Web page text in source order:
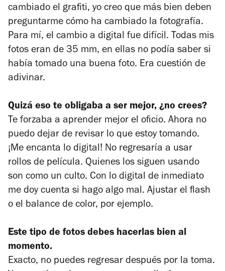
cambiado el grafiti, yo creo que más bien deben
preguntarme cómo ha cambiado la fotografía.
Para mí, el cambio a digital fue difícil. Todas mis
fotos eran de 35 mm, en ellas no podía saber si
había tomado una buena foto. Era cuestión de
adivinar.
Quizá eso te obligaba a ser mejor, ¿no crees?
Te forzaba a aprender mejor el oficio. Ahora no
puedo dejar de revisar lo que estoy tomando.
¡Me encanta lo digital! No regresaría a usar
rollos de película. Quienes los siguen usando
son como un culto. Con lo digital de inmediato
me doy cuenta si hago algo mal. Ajustar el flash
o el balance de color, por ejemplo.
Este tipo de fotos debes hacerlas bien al
momento.
Exacto, no puedes regresar después por la toma.